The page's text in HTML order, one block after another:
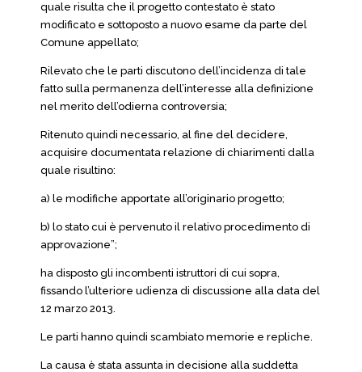
quale risulta che il progetto contestato è stato
modificato e sottoposto a nuovo esame da parte del
Comune appellato;
Rilevato che le parti discutono dell’incidenza di tale
fatto sulla permanenza dell’interesse alla definizione
nel merito dell’odierna controversia;
Ritenuto quindi necessario, al fine del decidere,
acquisire documentata relazione di chiarimenti dalla
quale risultino:
a) le modifiche apportate all’originario progetto;
b) lo stato cui è pervenuto il relativo procedimento di
approvazione”;
ha disposto gli incombenti istruttori di cui sopra,
fissando l’ulteriore udienza di discussione alla data del
12 marzo 2013.
Le parti hanno quindi scambiato memorie e repliche.
La causa è stata assunta in decisione alla suddetta